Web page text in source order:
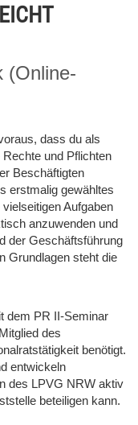
(Online-
dass du als
und Pflichten
Beschäftigten
erstmalig gewähltes
Aufgaben
anzuwenden und
der Geschäftsführung
Grundlagen steht die
dem PR II-Seminar
des
benötigt.
entwickeln
des LPVG NRW aktiv
beteiligen kann.